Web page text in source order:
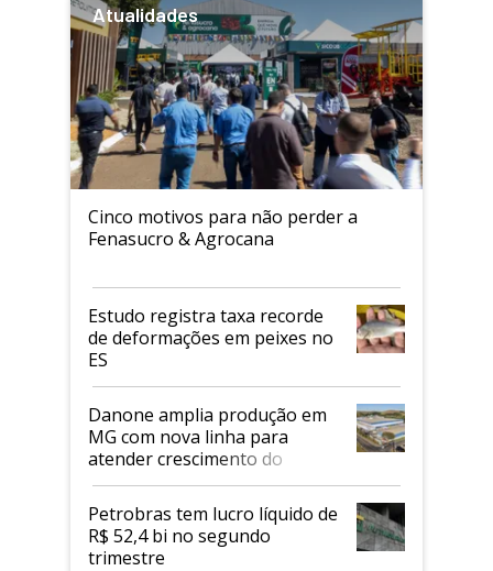
Atualidades
Cinco motivos para não perder a
Fenasucro & Agrocana
Estudo registra taxa recorde
de deformações em peixes no
ES
Danone amplia produção em
MG com nova linha para
atender crescimento do
mercado de alimentos
proteicos
Petrobras tem lucro líquido de
R$ 52,4 bi no segundo
trimestre